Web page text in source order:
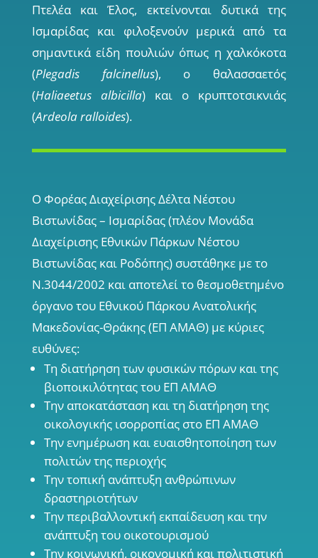
Πτελέα και Έλος, εκτείνονται δυτικά της
Ισµαρίδας και φιλοξενούν µερικά από τα
σημαντικά είδη πουλιών όπως η χαλκόκοτα
(Plegadis falcinellus), ο θαλασσαετός
(Haliaeetus albicilla) και ο κρυπτοτσικνιάς
(Ardeola ralloides).
Ο Φορέας ∆ιαχείρισης ∆έλτα Νέστου
Βιστωνίδας – Ισµαρίδας (πλέον Μονάδα
Διαχείρισης Εθνικών Πάρκων Νέστου
Βιστωνίδας και Ροδόπης) συστάθηκε µε το
Ν.3044/2002 και αποτελεί το θεσµοθετηµένο
όργανο του Εθνικού Πάρκου Ανατολικής
Μακεδονίας-Θράκης (ΕΠ ΑΜΑΘ) µε κύριες
ευθύνες:
Τη διατήρηση των φυσικών πόρων και της
βιοποικιλότητας του ΕΠ ΑΜΑΘ
Την αποκατάσταση και τη διατήρηση της
οικολογικής ισορροπίας στο ΕΠ ΑΜΑΘ
Την ενηµέρωση και ευαισθητοποίηση των
πολιτών της περιοχής
Την τοπική ανάπτυξη ανθρώπινων
δραστηριοτήτων
Την περιβαλλοντική εκπαίδευση και την
ανάπτυξη του οικοτουρισµού
Την κοινωνική, οικονοµική και πολιτιστική